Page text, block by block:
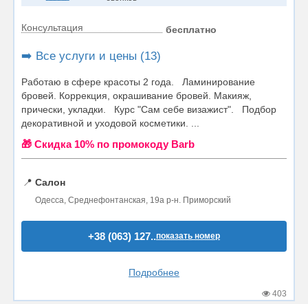
Консультация бесплатно
➡️ Все услуги и цены (13)
Работаю в сфере красоты 2 года. Ламинирование
бровей. Коррекция, окрашивание бровей. Макияж,
прически, укладки. Курс "Сам себе визажист". Подбор
декоративной и уходовой косметики. ...
🎁 Cкидка 10% по промокоду Barb
📍 Салон
Одесса, Среднефонтанская, 19а р-н. Приморский
+38 (063) 127..показать номер
Подробнее
403